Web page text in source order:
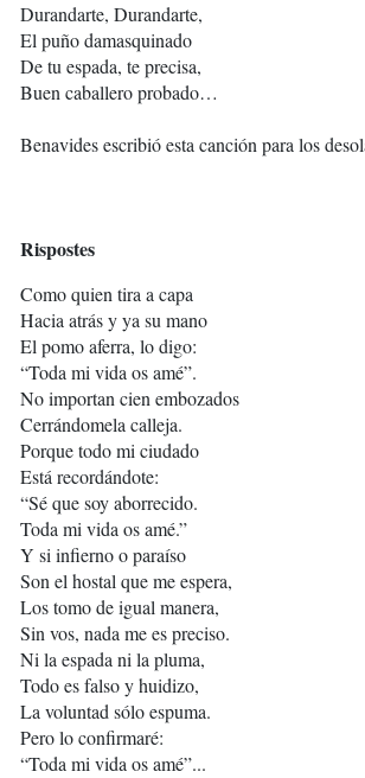
Durandarte, Durandarte,
El puño damasquinado
De tu espada, te precisa,
Buen caballero probado…
Benavides escribió esta canción para los
Rispostes
Como quien tira a capa
Hacia atrás y ya su mano
El pomo aferra, lo digo:
“Toda mi vida os amé”.
No importan cien embozados
Cerrándomela calleja.
Porque todo mi ciudado
Está recordándote:
“Sé que soy aborrecido.
Toda mi vida os amé.”
Y si infierno o paraíso
Son el hostal que me espera,
Los tomo de igual manera,
Sin vos, nada me es preciso.
Ni la espada ni la pluma,
Todo es falso y huidizo,
La voluntad sólo espuma.
Pero lo confirmaré:
“Toda mi vida os amé”...